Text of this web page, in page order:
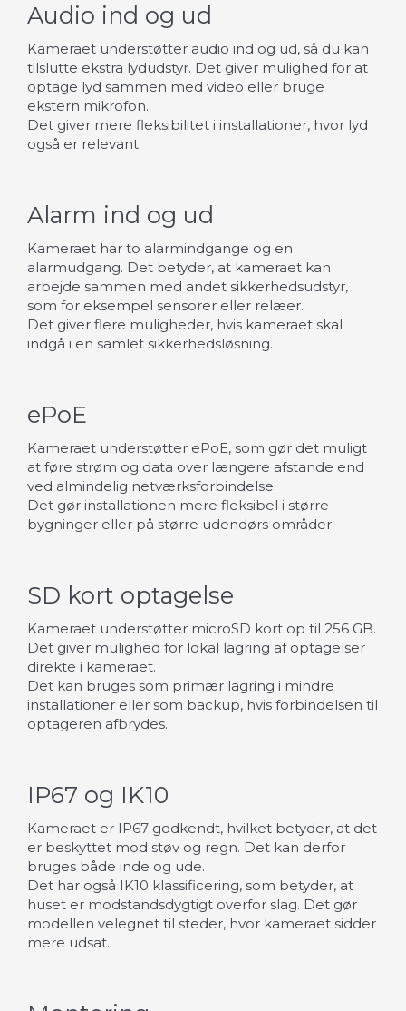
Audio ind og ud
Kameraet understøtter audio ind og ud, så du kan
tilslutte ekstra lydudstyr. Det giver mulighed for at
optage lyd sammen med video eller bruge
ekstern mikrofon.
Det giver mere fleksibilitet i installationer, hvor lyd
også er relevant.
Alarm ind og ud
Kameraet har to alarmindgange og en
alarmudgang. Det betyder, at kameraet kan
arbejde sammen med andet sikkerhedsudstyr,
som for eksempel sensorer eller relæer.
Det giver flere muligheder, hvis kameraet skal
indgå i en samlet sikkerhedsløsning.
ePoE
Kameraet understøtter ePoE, som gør det muligt
at føre strøm og data over længere afstande end
ved almindelig netværksforbindelse.
Det gør installationen mere fleksibel i større
bygninger eller på større udendørs områder.
SD kort optagelse
Kameraet understøtter microSD kort op til 256 GB.
Det giver mulighed for lokal lagring af optagelser
direkte i kameraet.
Det kan bruges som primær lagring i mindre
installationer eller som backup, hvis forbindelsen til
optageren afbrydes.
IP67 og IK10
Kameraet er IP67 godkendt, hvilket betyder, at det
er beskyttet mod støv og regn. Det kan derfor
bruges både inde og ude.
Det har også IK10 klassificering, som betyder, at
huset er modstandsdygtigt overfor slag. Det gør
modellen velegnet til steder, hvor kameraet sidder
mere udsat.